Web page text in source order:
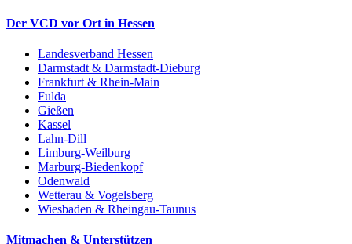
Der VCD vor Ort in Hessen
Landesverband Hessen
Darmstadt & Darmstadt-Dieburg
Frankfurt & Rhein-Main
Fulda
Gießen
Kassel
Lahn-Dill
Limburg-Weilburg
Marburg-Biedenkopf
Odenwald
Wetterau & Vogelsberg
Wiesbaden & Rheingau-Taunus
Mitmachen & Unterstützen